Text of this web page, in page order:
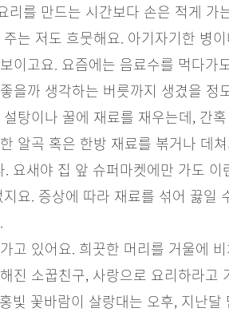
리를 만드는 시간보다 손은 적게
는 저도 흐뭇해요. 아기자기한 병
이고요. 요즘에는 음료수를 먹다가
을까 생각하는 버릇까지 생겼을 정
탕이나 꿀에 재료를 재우는데, 간
알곡 혹은 한방 재료를 볶거나 데
. 요새야 집 앞 슈퍼마켓에만 가도
요. 증상에 따라 재료를 섞어 끓일
고 있어요. 희끗한 머리를 거울에
진 소꿉친구, 사랑으로 요리하라고
빛 꽃바람이 살랑대는 오후, 지난